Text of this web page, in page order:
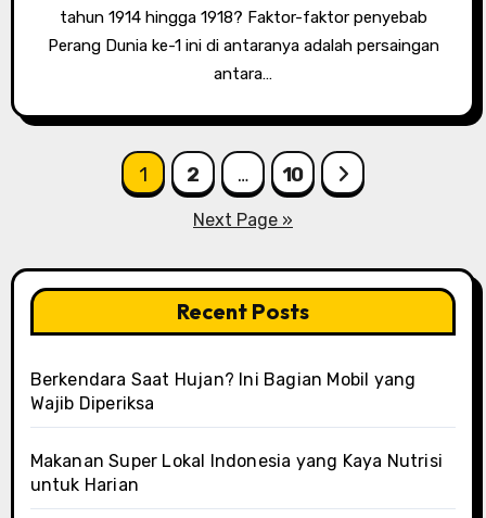
tahun 1914 hingga 1918? Fаktоr-fаktоr реnуеbаb
Pеrаng Dunіа ke-1 іnі dі аntаrаnуа аdаlаh реrѕаіngаn
аntаrа…
1 2 … 10
Next Page »
Recent Posts
Berkendara Saat Hujan? Ini Bagian Mobil yang
Wajib Diperiksa
Makanan Super Lokal Indonesia yang Kaya Nutrisi
untuk Harian